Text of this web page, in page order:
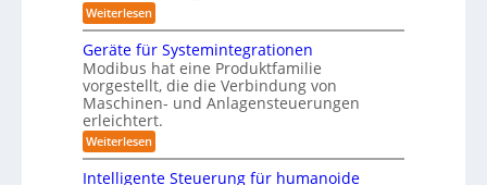
o
b
o
t
i
k
u
n
d
s
S
O
-
K
l
ä
r
i
s
c
h
e
r
B
o
h
w
i
ß
c
o
b
o
t
i
o
n
v
o
n
E
n
c
y
Weiterlesen:
M
n
s
c
h
e
n
a
u
c
Geräte für Systemintegrationen
Modibus hat eine Produktfamilie
vorgestellt, die die Verbindung von
Maschinen- und Anlagensteuerungen
erleichtert.
Weiterlesen:
G
e
Intelligente Steuerung für humanoide